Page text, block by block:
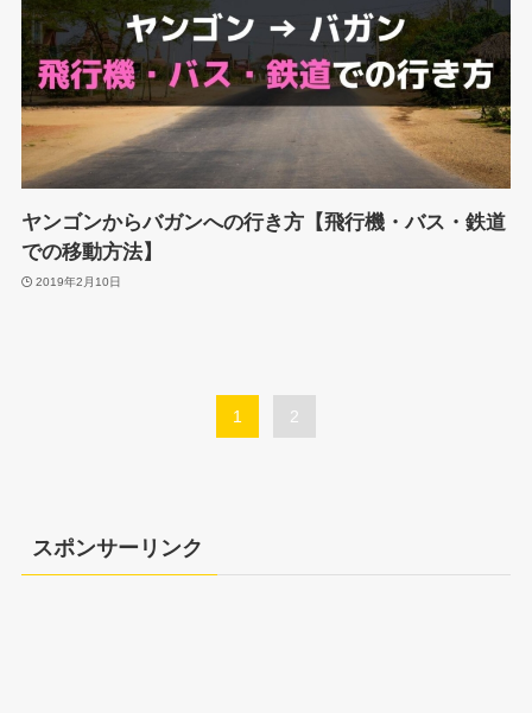
ヤンゴンからバガンへの行き方【飛行機・バス・鉄道
での移動方法】
2019年2月10日
1 2
スポンサーリンク